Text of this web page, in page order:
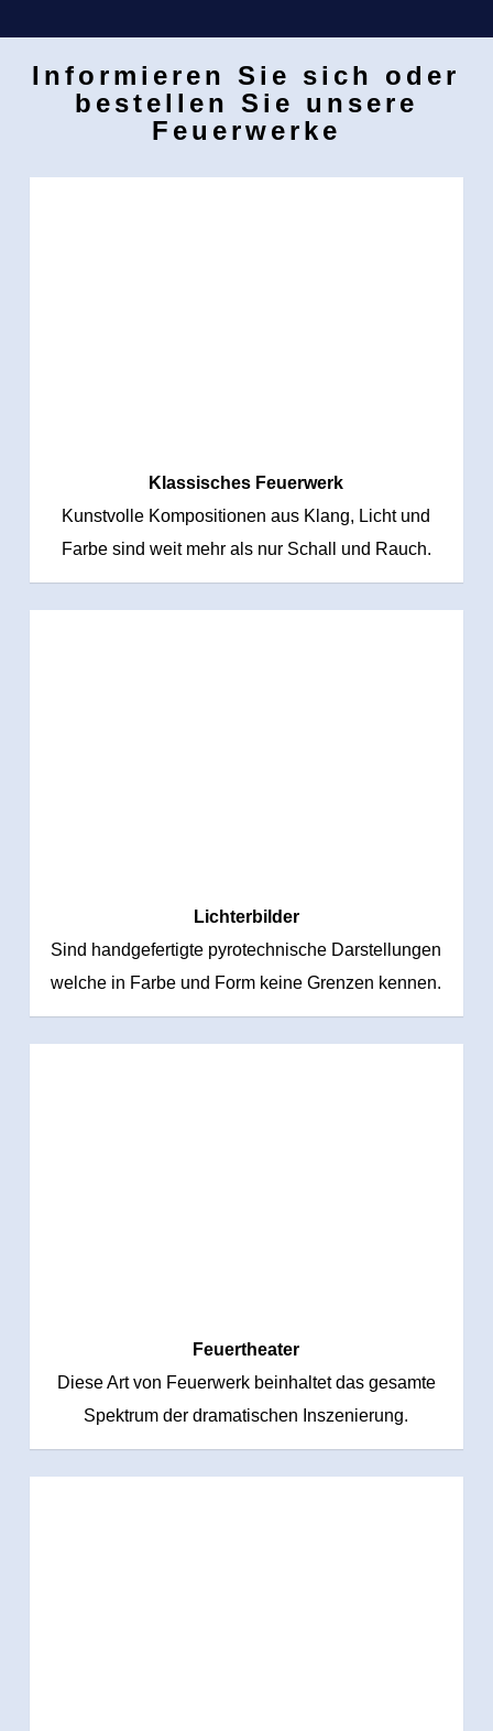
Informieren Sie sich oder
bestellen Sie unsere
Feuerwerke
Klassisches Feuerwerk
Kunstvolle Kompositionen aus Klang, Licht und
Farbe sind weit mehr als nur Schall und Rauch.
Lichterbilder
Sind handgefertigte pyrotechnische Darstellungen
welche in Farbe und Form keine Grenzen kennen.
Feuertheater
Diese Art von Feuerwerk beinhaltet das gesamte
Spektrum der dramatischen Inszenierung.